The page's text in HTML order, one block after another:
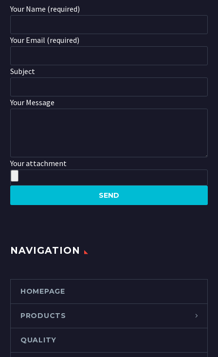
Your Name (required)
Your Email (required)
Subject
Your Message
Your attachment
NAVIGATION
HOMEPAGE
PRODUCTS
QUALITY